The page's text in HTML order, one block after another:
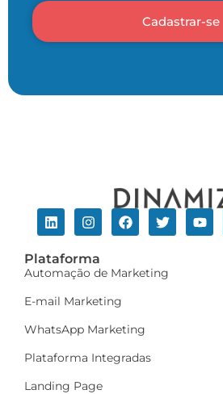
Cadastrar-se
Plataforma
Automação de Marketing
E-mail Marketing
WhatsApp Marketing
Plataforma Integradas
Landing Page